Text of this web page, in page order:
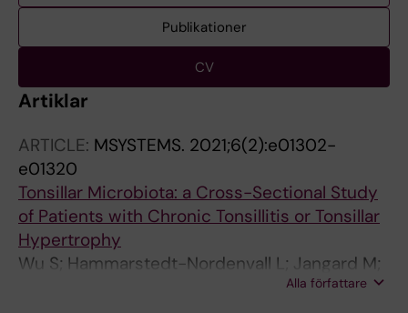
Publikationer
CV
Artiklar
ARTICLE: MSYSTEMS. 2021;6(2):e01302-
e01320
Tonsillar Microbiota: a Cross-Sectional Study
of Patients with Chronic Tonsillitis or Tonsillar
Hypertrophy
Wu S; Hammarstedt-Nordenvall L; Jangard M;
Cheng L; Radu SA; Angelidou P; Zha Y;Alla författare